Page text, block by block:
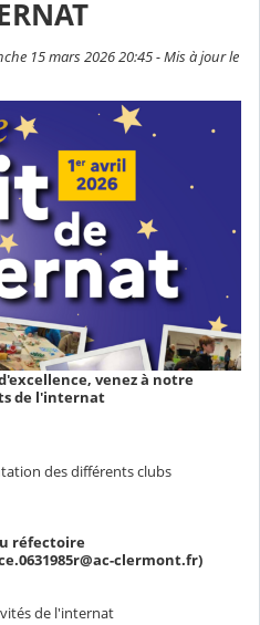
15 mars 2026 20:45 - Mis à jour le
venez à notre
de l'internat
des différents clubs
réfectoire
clermont.fr)
de l'internat